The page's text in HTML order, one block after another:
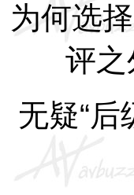
为何选
评
无疑“后